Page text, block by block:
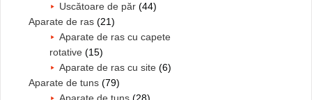
Uscătoare de păr (44)
Aparate de ras (21)
Aparate de ras cu capete
rotative (15)
Aparate de ras cu site (6)
Aparate de tuns (79)